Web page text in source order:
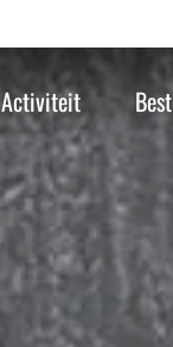
Activiteit